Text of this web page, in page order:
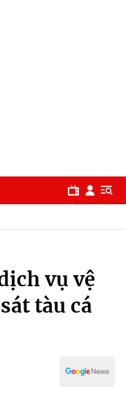
vụ vệ
tàu cá